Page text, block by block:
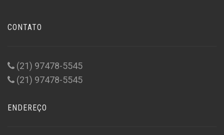
CONTATO
(21) 97478-5545
(21) 97478-5545
ENDEREÇO